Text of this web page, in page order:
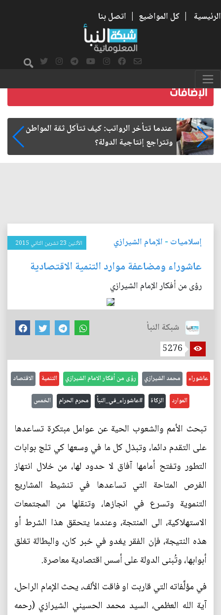
الرئيسية | كل المواضيع | اتصل بنا
صمت الطريق بعد الأربعين
إسلاميات - الإمام الشيرازي الأثنين 23 تشرين الثاني 2015
عاشوراء ومضاعفة موارد التنمية الاقتصادية
رؤى من أفكار الإمام الشيرازي
شبكة النبأ
5276
عاشوراء محمد الشيرازي رؤى من أفكار الامام الشيرازي التنمية الاقتصاد
الموارد الزكاة #عاشوراء_في_النبأ محرم الحرام الخمس
تبحث الأمم والشعوب الحية عن عوامل مبتكرة تساعدها
على التقدم دائما، وتبذل كل ما في وسعها كي تلج بوابات
التطور وتفتح أمامها آفاق لا حدود لها، من خلال انتهاز
الفرص المتاحة التي تساعدها في تنشيط المشاريع
التنموية وتسرع في انجازها، وتنقلها من المجتمعات
الاستهلاكية، الى المنتجة، وعندما يتحقق هذا الشرط أو
هذه النتيجة، فإن الفقر يغدو في خبر كان، والبطالة تغلق
أبوابها، وتُبنى الدولة على أسس اقتصادية معاصرة.
في مؤلَّفاته التي قاربت او فاقت الألف، يحث الإمام الراحل،
آية الله العظمى، السيد محمد الحسيني الشيرازي (رحمه